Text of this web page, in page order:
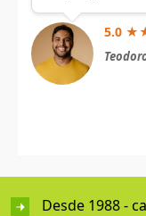
5.0
Desde 1988 -